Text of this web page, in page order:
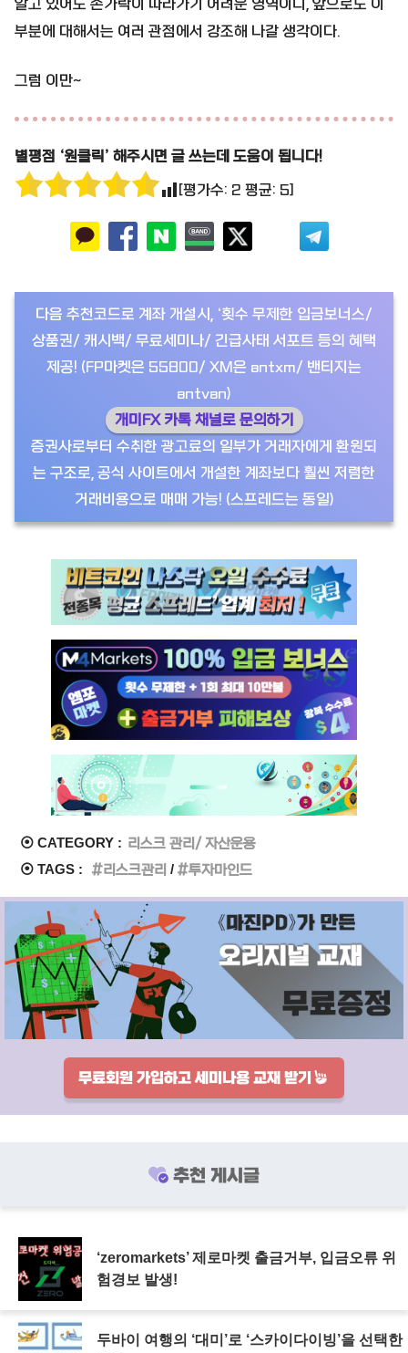
알고 있어도 손가락이 따라가기 어려운 영역이니, 앞으로도 이
부분에 대해서는 여러 관점에서 강조해 나갈 생각이다.
그럼 이만~
별평점 ‘원클릭’ 해주시면 글 쓰는데 도움이 됩니다!
[평가수: 2 평균: 5]
다음 추천코드로 계좌 개설시, ‘횟수 무제한 입금보너스/
상품권/ 캐시백/ 무료세미나/ 긴급사태 서포트 등의 혜택
제공! (FP마켓은 55800/ XM은 antxm/ 밴티지는
antvan)
개미FX 카톡 채널로 문의하기
증권사로부터 수취한 광고료의 일부가 거래자에게 환원되
는 구조로, 공식 사이트에서 개설한 계좌보다 훨씬 저렴한
거래비용으로 매매 가능! (스프레드는 동일)
⦿ CATEGORY : 리스크 관리/ 자산운용
⦿ TAGS : 리스크관리 투자마인드
무료회원 가입하고 세미나용 교재 받기
추천 게시글
‘zeromarkets’ 제로마켓 출금거부, 입금오류 위
험경보 발생!
두바이 여행의 ‘대미’로 ‘스카이다이빙’을 선택한